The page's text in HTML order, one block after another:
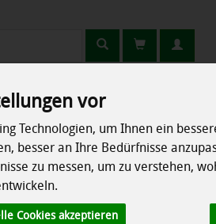
vor
Technologien, um Ihnen ein
besser an Ihre Bedürfnisse
zu messen, um zu verstehen,
Cookies akzeptieren
Ökokisten Besonderes